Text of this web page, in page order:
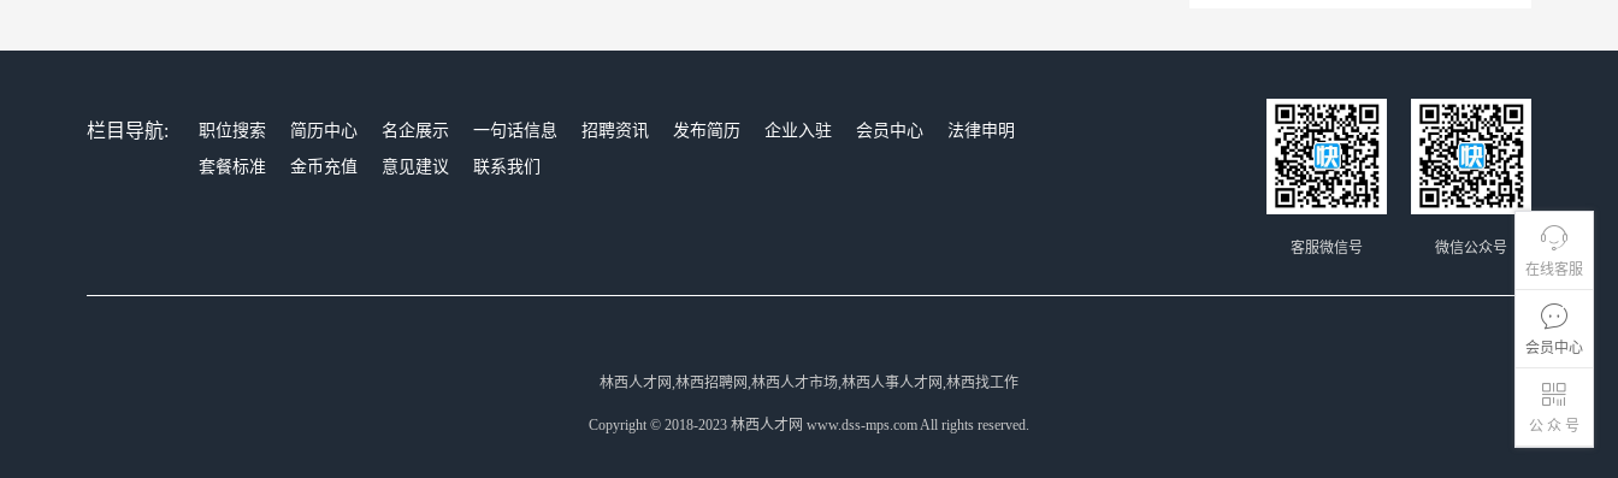
在线客服
会员中心
公 众 号
栏目导航: 职位搜索 简历中心 名企展示 一句话信息 招聘资讯 发布简历 企业入驻 会员中心
法律申明
套餐标准
金币充值 意见建议 联系我们
微信公众号
客服微信号
林西人才网,林西招聘网,林西人才市场,林西人事人才网,林西找工作
Copyright © 2018-2023 林西人才网 www.dss-mps.com All rights reserved.